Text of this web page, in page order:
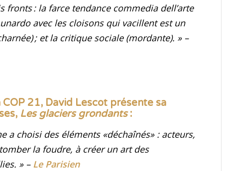
: la farce tendance commedia dell’arte
avec les cloisons qui vacillent est un
; et la critique sociale (mordante). » –
21, David Lescot présente sa
Les glaciers grondants:
a choisi des éléments «déchaînés» : acteurs,
la foudre, à créer un art des
. »– Le Parisien